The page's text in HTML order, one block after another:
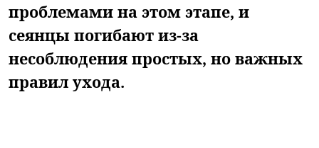
проблемами на этом этапе, и
сеянцы погибают из-за
несоблюдения простых, но важных
правил ухода.